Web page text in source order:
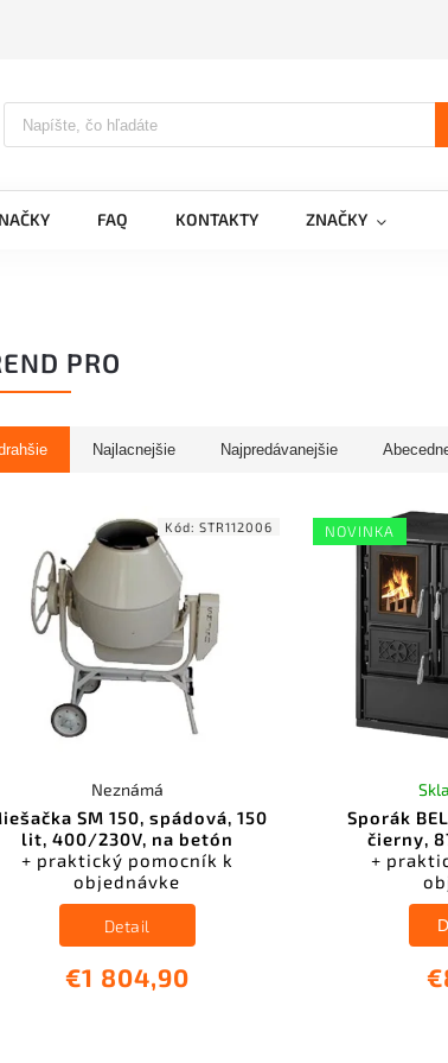
FAQ KONTAKTY ZNAČKY
PRO
Najlacnejšie Najpredávanejšie
SM 150, spádová, 150
lit, 400/230V, na betón
+ praktický pomocník k
objednávke
Neznámá
€1 804,90
Detail
Kód:STR112006 NOVINKA
Sporák
čierny,
+